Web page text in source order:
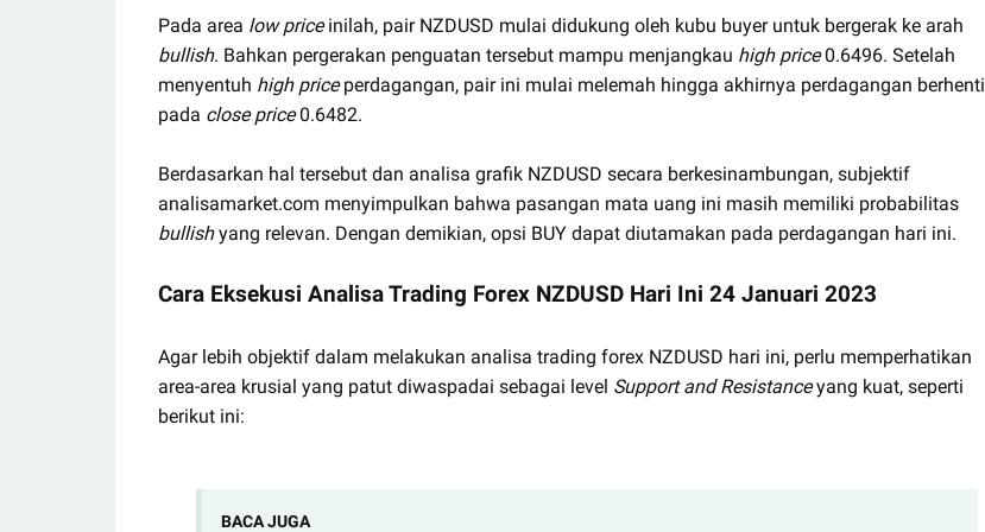
Pada area low priceinilah, pair NZDUSD mulai didukung oleh kubu buyer untuk bergerak ke arah
bullish. Bahkan pergerakan penguatan tersebut mampu menjangkau high price0.6496. Setelah
menyentuh high priceperdagangan, pair ini mulai melemah hingga akhirnya perdagangan berhenti
pada close price0.6482.
Berdasarkan hal tersebut dan analisa grafik NZDUSD secara berkesinambungan, subjektif
analisamarket.com menyimpulkan bahwa pasangan mata uang ini masih memiliki probabilitas
bullishyang relevan. Dengan demikian, opsi BUY dapat diutamakan pada perdagangan hari ini.
Cara Eksekusi Analisa Trading Forex NZDUSD Hari Ini 24 Januari 2023
Agar lebih objektif dalam melakukan analisa trading forex NZDUSD hari ini, perlu memperhatikan
area-area krusial yang patut diwaspadai sebagai level Support and Resistanceyang kuat, seperti
berikut ini:
BACA JUGA